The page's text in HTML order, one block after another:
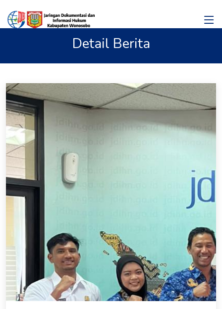
Detail Berita